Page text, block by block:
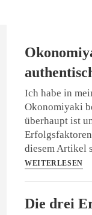
Ich habe in
Okonomiyaki
überhaupt ist
diesem Artikel
WEITERLESEN
Die drei